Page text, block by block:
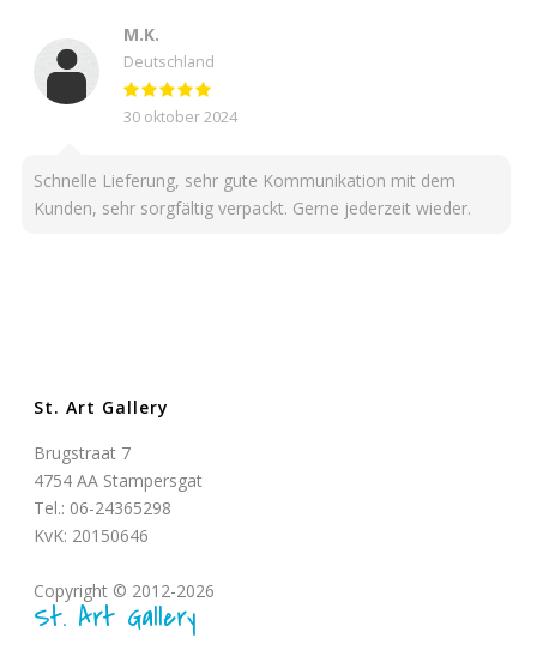
M.K.
Deutschland
30 oktober 2024
Schnelle Lieferung, sehr gute Kommunikation mit dem
Kunden, sehr sorgfältig verpackt. Gerne jederzeit wieder.
St. Art Gallery
Brugstraat 7
4754 AA Stampersgat
Tel.: 06-24365298
KvK: 20150646
Copyright © 2012-2026
St. Art Gallery